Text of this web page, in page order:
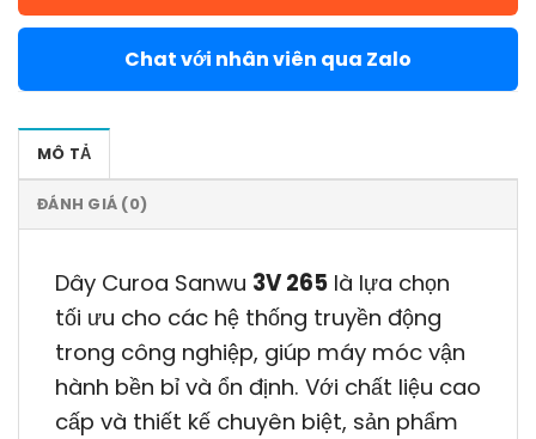
Chat với nhân viên qua Zalo
MÔ TẢ
ĐÁNH GIÁ (0)
Dây Curoa Sanwu 3V 265 là lựa chọn
tối ưu cho các hệ thống truyền động
trong công nghiệp, giúp máy móc vận
hành bền bỉ và ổn định. Với chất liệu cao
cấp và thiết kế chuyên biệt, sản phẩm